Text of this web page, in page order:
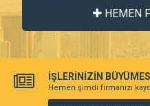
HEMEN
İŞLERİNİZİN
Hemen şimdi firmanızı